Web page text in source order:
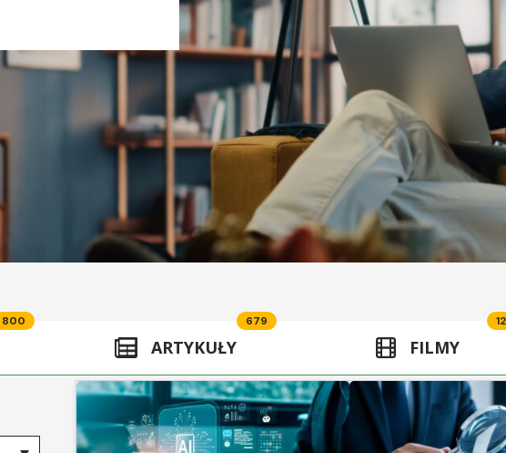
800 679
ARTYKUŁY FILMY